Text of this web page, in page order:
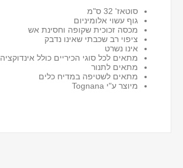
סוטאז' 32 ס"מ
גוף עשוי אלומיניום
מכסה זכוכית שקופה וחסינת אש
ציפוי רב שכבתי שאינו נדבק
אינו נשרט
מתאים לכל סוגי הכיריים כולל אינדוקציה
מתאים לתנור
מתאים לשטיפה במדיח כלים
מיוצר ע"י Tognana